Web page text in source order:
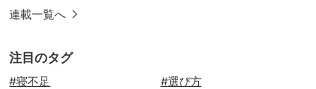
連載一覧へ
注目のタグ
#寝不足
#選び方